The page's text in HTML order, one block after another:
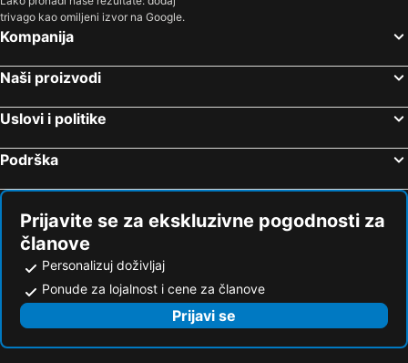
trivago kao omiljeni izvor na Google.
Kompanija
Naši proizvodi
Uslovi i politike
Podrška
Prijavite se za ekskluzivne pogodnosti za
članove
Personalizuj doživljaj
Ponude za lojalnost i cene za članove
Prijavi se